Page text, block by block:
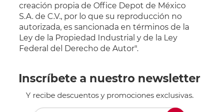
creación propia de Office Depot de México
S.A. de C.V., por lo que su reproducción no
autorizada, es sancionada en términos de la
Ley de la Propiedad Industrial y de la Ley
Federal del Derecho de Autor".
Inscríbete a nuestro newsletter
Y recibe descuentos y promociones exclusivas.